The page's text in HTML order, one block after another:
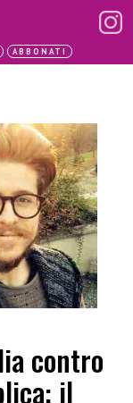
ABBONATI
contro
il